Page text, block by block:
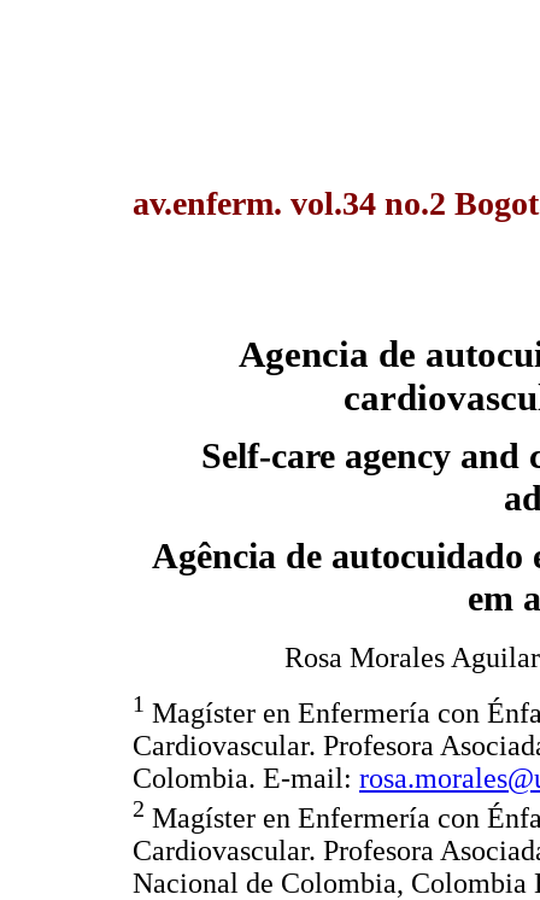
av.enferm. vol.34 no.2
Agencia de
Self-care agency
Agência de autocuidado
em
Rosa Morales Aguilar
1 Magíster en Enfermería con
Cardiovascular. Profesora
Colombia. E-mail:
2 Magíster en Enfermería con
Cardiovascular. Profesora
Nacional de Colombia,